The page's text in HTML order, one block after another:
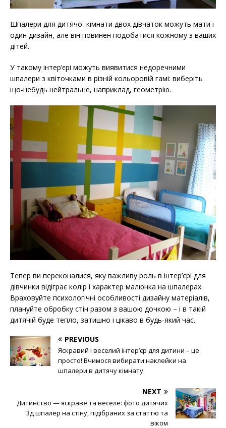
Шпалери для дитячої кімнати двох дівчаток можуть мати і
один дизайн, але він повинен подобатися кожному з ваших
дітей.
У такому інтер’єрі можуть виявитися недоречними
шпалери з квіточками в різній кольоровій гамі: виберіть
що-небудь нейтральне, наприклад, геометрію.
Тепер ви переконалися, яку важливу роль в інтер’єрі для
дівчинки відіграє колір і характер малюнка на шпалерах.
Враховуйте психологічні особливості дизайну матеріалів,
плануйте обробку стін разом з вашою дочкою – і в такій
дитячій буде тепло, затишно і цікаво в будь-який час.
PREVIOUS
Яскравий і веселий інтер’єр для дитини – це
просто! Вчимося вибирати наклейки на
шпалери в дитячу кімнату
NEXT
Дитинство — яскраве та веселе: фото дитячих
3д шпалер на стіну, підібраних за статтю та
віком